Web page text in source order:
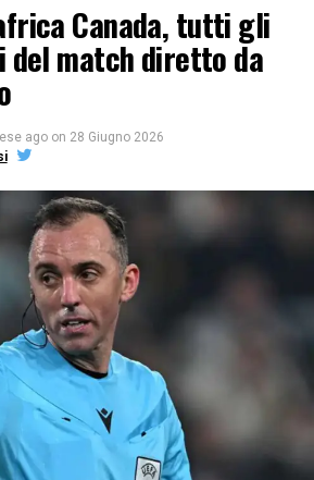
Canada, tutti gli
del match diretto da
ago on 28 Giugno 2026